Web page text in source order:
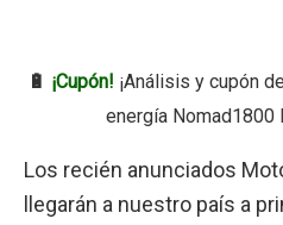
🔋 ¡Cupón! ¡Análisis y cupón
energía Nomad1800
Los recién anunciados
llegarán a nuestro país a